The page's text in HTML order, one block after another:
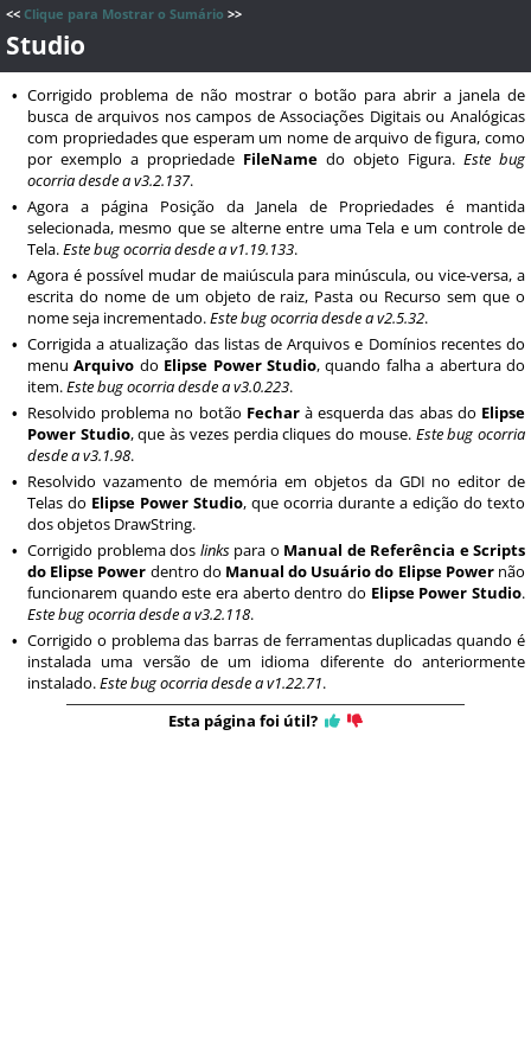
<< Clique para Mostrar o Sumário >>
Studio
• Corrigido problema de não mostrar o botão para abrir a janela de
busca de arquivos nos campos de Associações Digitais ou Analógicas
com propriedades que esperam um nome de arquivo de figura, como
por exemplo a propriedade FileName do objeto Figura. Este bug
ocorria desde a v3.2.137.
• Agora a página Posição da Janela de Propriedades é mantida
selecionada, mesmo que se alterne entre uma Tela e um controle de
Tela.Este bug ocorria desde a v1.19.133.
• Agora é possível mudar de maiúscula para minúscula, ou vice-versa, a
escrita do nome de um objeto de raiz, Pasta ou Recurso sem que o
nome seja incrementado.Este bug ocorria desde a v2.5.32.
• Corrigida a atualização das listas de Arquivos e Domínios recentes do
menuArquivo do Elipse Power Studio, quando falha a abertura do
item.Este bug ocorria desde a v3.0.223.
• Resolvido problema no botão Fecharà esquerda das abas do Elipse
Power Studio, que às vezes perdia cliques do mouse. Este bug ocorria
desde a v3.1.98.
•
Resolvido vazamento de memória em objetos da GDI no editor de
Telas do Elipse Power Studio, que ocorria durante a edição do texto
dos objetos DrawString.
• Corrigido problema dos linkspara o Manual de Referência e Scripts
do Elipse Power dentro do Manual do Usuário do Elipse Powernão
funcionarem quando este era aberto dentro do Elipse Power Studio.
Este bug ocorria desde a v3.2.118.
• Corrigido o problema das barras de ferramentas duplicadas quando é
instalada uma versão de um idioma diferente do anteriormente
instalado.Este bug ocorria desde a v1.22.71.
Esta página foi útil?